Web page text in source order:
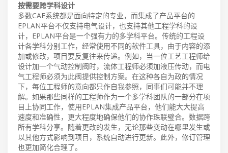
按需要跨学科设计
多数CAE系统都是面向特定的专业，而集成了产品平台的
EPLAN平台不仅支持电气设计，也支持其他工程学科的设
计，EPLAN平台是一个强有力的多学科平台。传统的工程设
计各学科分别工作，经常使用不同的软件工具，由于内容的添
加或修改，项目要反复往来传递。例如，当一位工艺工程师给
设计加一个气动控制阀时，流体工程师必须加液压传动，而电
气工程师必须为此阀提供控制方案。在这种各自为政的情况
下，每位工程师的意向都只作自我参照，同事们可能并不理
解。如果那些同样的工程师作为一个多学科团队的一部分在项
目上协同工作，使用EPLAN集成产品平台，他们能大大提高
速度和准确性，更大程度地确保他们的协作珠联璧合。数据跨
所有学科分享。随着更改的发生，无论那些变动在哪里发生或
以其他方式影响到项目，系统自动进行更新。此外，修订管理
也更加简化合理了。